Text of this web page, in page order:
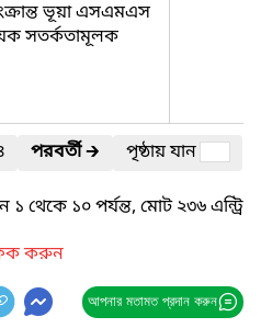
ভূয়া এসএমএস
সতর্কতামূলক
পরবর্তী🡲 পৃষ্ঠায় যান
১ থেকে ১০ পর্যন্ত, মোট ২৩৬ এন্ট্রি
করুন
আপনার মতামত প্রদান করুন